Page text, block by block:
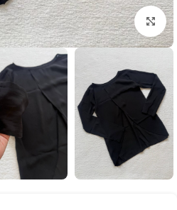
بزرگنمایی تصویر